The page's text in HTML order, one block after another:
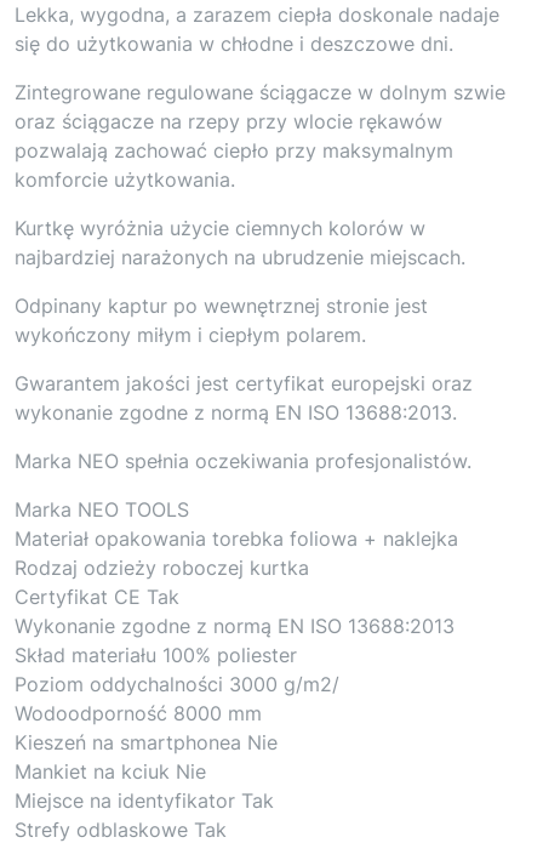
Lekka, wygodna, a zarazem ciepła doskonale nadaje
się do użytkowania w chłodne i deszczowe dni.
Zintegrowane regulowane ściągacze w dolnym szwie
oraz ściągacze na rzepy przy wlocie rękawów
pozwalają zachować ciepło przy maksymalnym
komforcie użytkowania.
Kurtkę wyróżnia użycie ciemnych kolorów w
najbardziej narażonych na ubrudzenie miejscach.
Odpinany kaptur po wewnętrznej stronie jest
wykończony miłym i ciepłym polarem.
Gwarantem jakości jest certyfikat europejski oraz
wykonanie zgodne z normą EN ISO 13688:2013.
Marka NEO spełnia oczekiwania profesjonalistów.
Marka NEO TOOLS
Materiał opakowania torebka foliowa + naklejka
Rodzaj odzieży roboczej kurtka
Certyfikat CE Tak
Wykonanie zgodne z normą EN ISO 13688:2013
Skład materiału 100% poliester
Poziom oddychalności 3000 g/m2/
Wodoodporność 8000 mm
Kieszeń na smartphonea Nie
Mankiet na kciuk Nie
Miejsce na identyfikator Tak
Strefy odblaskowe Tak